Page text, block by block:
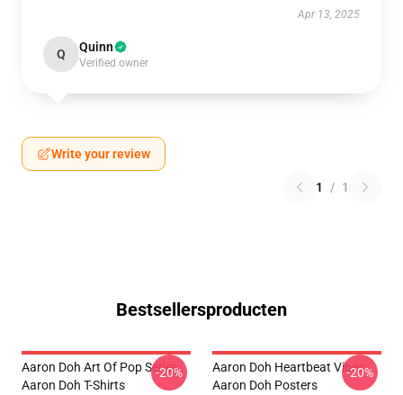
Apr 13, 2025
Q Quinn
Verified owner
Write your review
1 / 1
Bestsellersproducten
Aaron Doh Art Of Pop Series
Aaron Doh T-Shirts
-20%
Aaron Doh Heartbeat Vibes
Aaron Doh Posters
-20%